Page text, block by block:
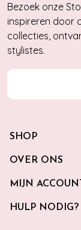
Bezoek onze
inspireren door
collecties,
stylistes.
SHOP
OVER ONS
MIJN ACCOUNT
HULP NODIG?